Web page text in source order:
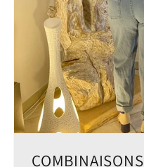
COMBINAISONS